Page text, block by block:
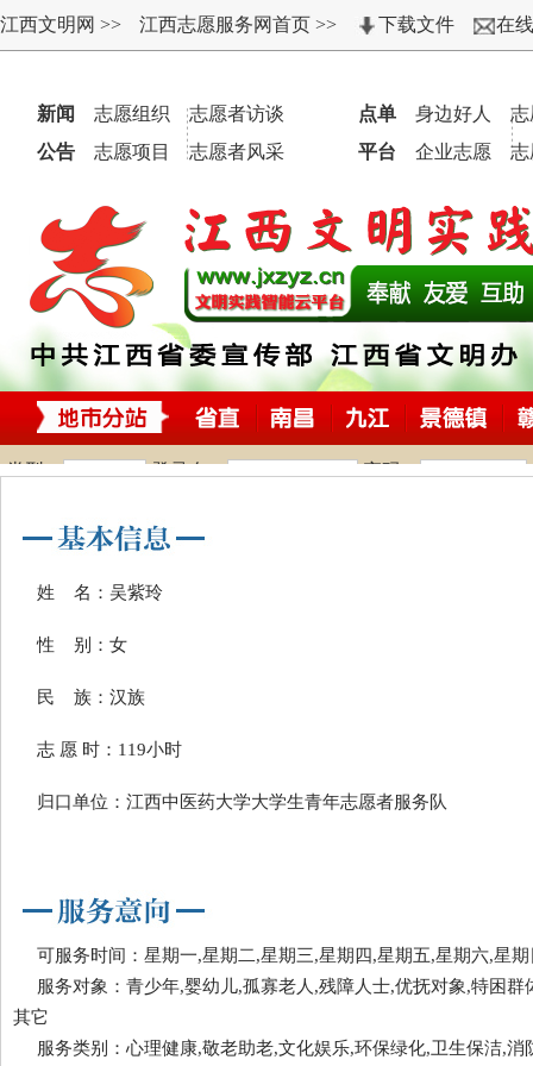
姓 名：吴紫玲
性 别：女
民 族：汉族
志 愿 时：119小时
归口单位：江西中医药大学大学生青年志愿者服务队
可服务时间：星期一,星期二,星期三,星期四,星期五,星期六,星期
服务对象：青少年,婴幼儿,孤寡老人,残障人士,优抚对象,特困群
其它
服务类别：心理健康,敬老助老,文化娱乐,环保绿化,卫生保洁,消